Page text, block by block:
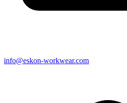
info@eskon-workwear.com